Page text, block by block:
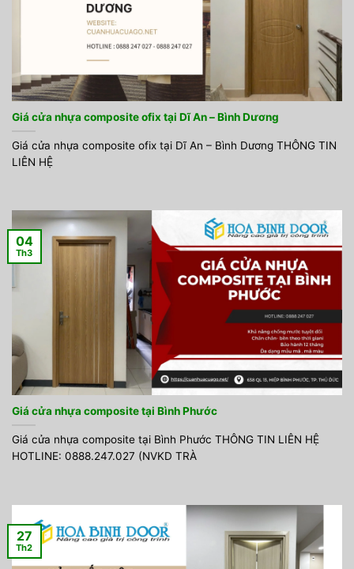
Giá cửa nhựa composite ofix tại Dĩ An – Bình Dương
Giá cửa nhựa composite ofix tại Dĩ An – Bình Dương THÔNG TIN
LIÊN HỆ
Giá cửa nhựa composite tại Bình Phước
Giá cửa nhựa composite tại Bình Phước THÔNG TIN LIÊN HỆ
HOTLINE: 0888.247.027 (NVKD TRÀ
04
Th3
27
Th2